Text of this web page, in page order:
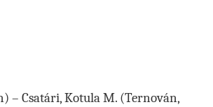
– Csatári, Kotula M. (Ternován,